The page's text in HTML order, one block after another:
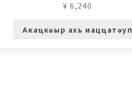
¥ 6,240
Акаҵкәыр ахь иацҵатәуп